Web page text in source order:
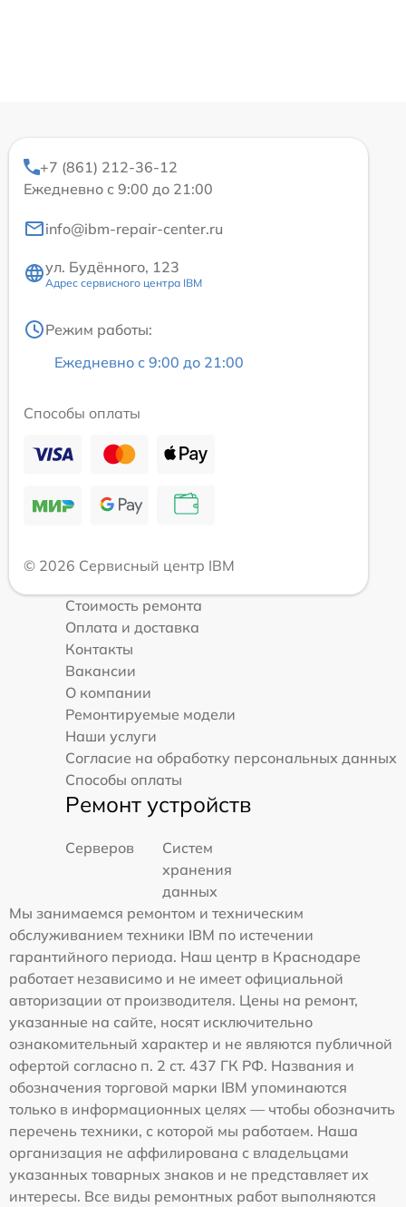
+7 (861) 212-36-12
Ежедневно с 9:00 до 21:00
info@ibm-repair-center.ru
ул. Будённого, 123
Адрес сервисного центра IBM
Режим работы:
Ежедневно с 9:00 до 21:00
Способы оплаты
© 2026 Сервисный центр IBM
Стоимость ремонта
Оплата и доставка
Контакты
Вакансии
О компании
Ремонтируемые модели
Наши услуги
Согласие на обработку персональных данных
Способы оплаты
Ремонт устройств
Серверов
Систем
хранения
данных
Мы занимаемся ремонтом и техническим
обслуживанием техники IBM по истечении
гарантийного периода. Наш центр в Краснодаре
работает независимо и не имеет официальной
авторизации от производителя. Цены на ремонт,
указанные на сайте, носят исключительно
ознакомительный характер и не являются публичной
офертой согласно п. 2 ст. 437 ГК РФ. Названия и
обозначения торговой марки IBM упоминаются
только в информационных целях — чтобы обозначить
перечень техники, с которой мы работаем. Наша
организация не аффилирована с владельцами
указанных товарных знаков и не представляет их
интересы. Все виды ремонтных работ выполняются